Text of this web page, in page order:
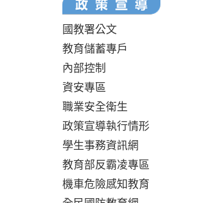
國教署公文
教育儲蓄專戶
內部控制
資安專區
職業安全衛生
政策宣導執行情形
學生事務資訊網
教育部反霸凌專區
機車危險感知教育